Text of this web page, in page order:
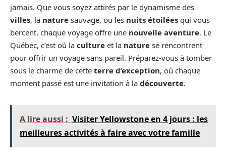
jamais. Que vous soyez attirés par le dynamisme des
villes, la nature sauvage, ou les nuits étoilées qui vous
bercent, chaque voyage offre une nouvelle aventure. Le
Québec, c’est où la culture et la nature se rencontrent
pour offrir un voyage sans pareil. Préparez-vous à tomber
sous le charme de cette terre d’exception, où chaque
moment passé est une invitation à la découverte.
A lire aussi : Visiter Yellowstone en 4 jours : les
meilleures activités à faire avec votre famille